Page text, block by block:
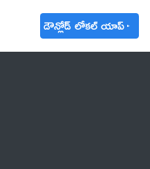
డౌన్లోడ్ లోకల్ యాప్